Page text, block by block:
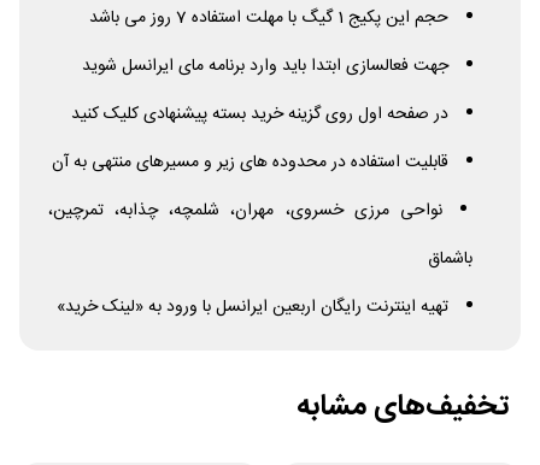
حجم این پکیج 1 گیگ با مهلت استفاده 7 روز می باشد
جهت فعالسازی ابتدا باید وارد برنامه مای ایرانسل شوید
در صفحه اول روی گزینه خرید بسته پیشنهادی کلیک کنید
قابلیت استفاده در محدوده های زیر و مسیرهای منتهی به آن
نواحی مرزی خسروی، مهران، شلمچه، چذابه، تمرچین،
باشماق
تهیه اینترنت رایگان اربعین ایرانسل با ورود به «لینک خرید»
تخفیف‌های مشابه